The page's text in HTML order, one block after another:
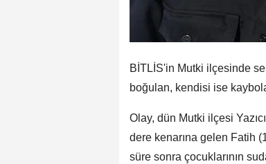
BİTLİS'in Mutki ilçesinde
boğulan, kendisi ise
Olay, dün Mutki ilçesi
dere kenarına gelen Fatih
süre sonra çocuklarının